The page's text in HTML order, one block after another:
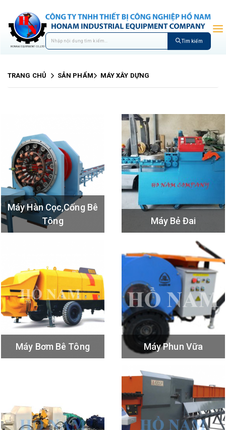
Tìm kiếm
TRANG CHỦ SẢN PHẨM MÁY XÂY DỰNG
Máy Hàn Cọc,cống Bê
Tông
Máy Bẻ Đai
Máy Bơm Bê Tông Máy Phun Vữa